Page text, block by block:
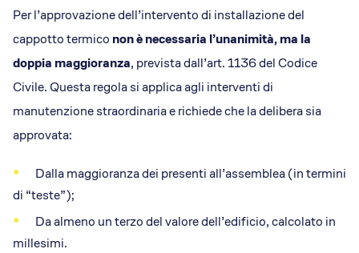
Per l’approvazione dell’intervento di installazione del
cappotto termico non è necessaria l’unanimità, ma la
doppia maggioranza, prevista dall’art. 1136 del Codice
Civile. Questa regola si applica agli interventi di
manutenzione straordinaria e richiede che la delibera sia
approvata:
Dalla maggioranza dei presenti all’assemblea (in termini
di “teste”);
Da almeno un terzo del valore dell’edificio, calcolato in
millesimi.